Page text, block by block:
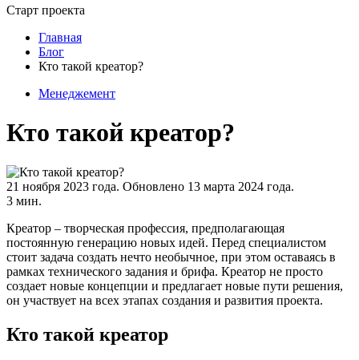
Старт проекта
Главная
Блог
Кто такой креатор?
Менеджемент
Кто такой креатор?
21 ноября 2023 года. Обновлено 13 марта 2024 года.
3 мин.
Креатор – творческая профессия, предполагающая
постоянную генерацию новых идей. Перед специалистом
стоит задача создать нечто необычное, при этом оставаясь в
рамках технического задания и брифа. Креатор не просто
создает новые концепции и предлагает новые пути решения,
он участвует на всех этапах создания и развития проекта.
Кто такой креатор